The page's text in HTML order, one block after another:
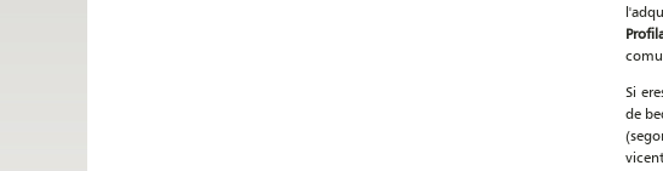
Si
de